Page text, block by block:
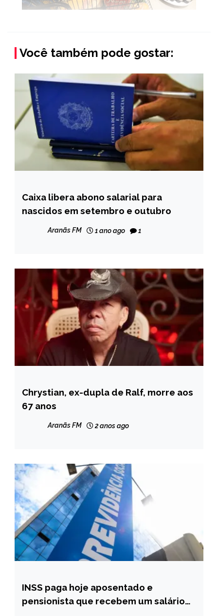
Você também pode gostar:
BRASIL
NOTÍCIAS
Caixa libera abono salarial para
nascidos em setembro e outubro
Aranãs FM 1 ano ago 1
BRASIL
NOTÍCIAS
Chrystian, ex-dupla de Ralf, morre aos
67 anos
Aranãs FM 2 anos ago
BRASIL
INSS paga hoje aposentado e
pensionista que recebem um salário